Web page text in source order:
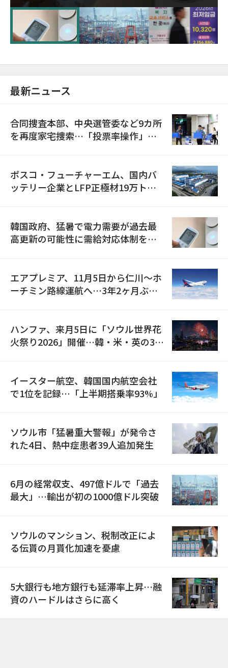
に需給対応体制を点検
最新ニュース
合同捜査本部、中央選管委など9カ所
を再度家宅捜索…「投票率操作」の
ポスコ・フューチャーエム、国内バ
ッテリー企業とLFP正極材19万トン
韓国政府、猛暑で電力需要が過去最
高更新の可能性に需給対応体制を点
エアプレミア、11月5日から仁川〜ホ
ーチミン路線運航へ…3年2ヶ月ぶり
ハンファ、来月5日に「ソウル世界花
火祭り2026」開催…韓・米・英の3カ
イースター航空、韓国国内航空会社
で1位を記録…「上半期搭乗率93%」
ソウル市「猛暑重大警報」が発令さ
れた4日、熱中症患者39人追加発生
6月の経常収支、497億ドルで「過去
最大」…輸出が初の1000億ドル突破
ソウルのマンション、税制改正によ
る伝貰の月貰化加速を憂慮
5大銀行も地方銀行も延滞率上昇…融
資のハードルはさらに高く